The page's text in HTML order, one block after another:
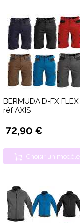
BERMUDA D-FX FLEX
réf AXIS
72,90 €
Choisir un modèle